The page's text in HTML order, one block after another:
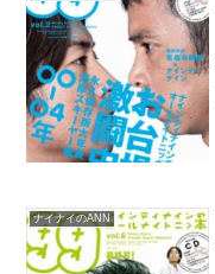
ナイナイのANN